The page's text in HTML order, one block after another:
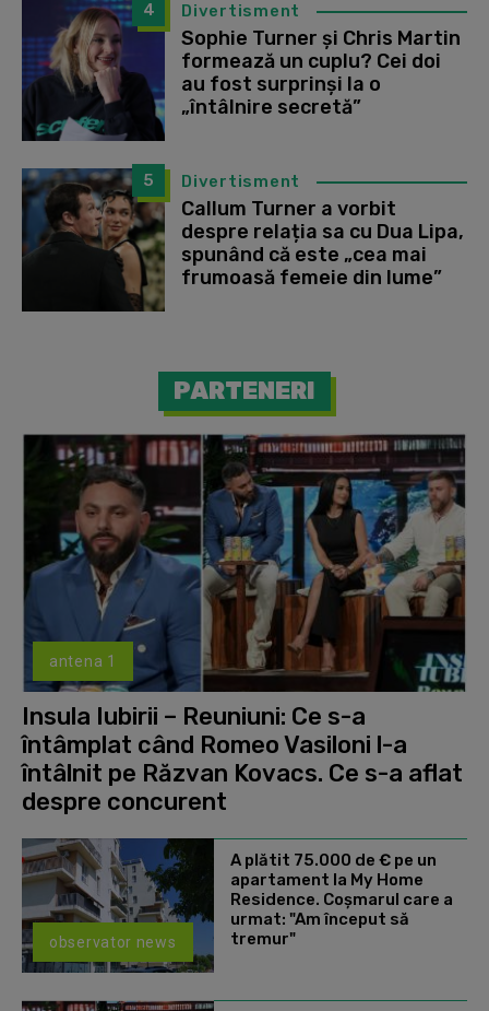
4 Divertisment
Sophie Turner și Chris Martin
formează un cuplu? Cei doi
au fost surprinși la o
„întâlnire secretă”
5 Divertisment
Callum Turner a vorbit
despre relația sa cu Dua Lipa,
spunând că este „cea mai
frumoasă femeie din lume”
PARTENERI
antena 1
Insula Iubirii – Reuniuni: Ce s-a
întâmplat când Romeo Vasiloni l-a
întâlnit pe Răzvan Kovacs. Ce s-a aflat
despre concurent
observator news
A plătit 75.000 de € pe un
apartament la My Home
Residence. Coşmarul care a
urmat: "Am început să
tremur"